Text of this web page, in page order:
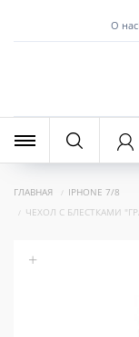
О нас
ГЛАВНАЯ
IPHONE 7/8
ЧЕХОЛ С БЛЕСТКАМИ
+